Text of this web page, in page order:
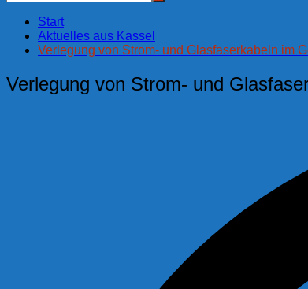
Start
Aktuelles aus Kassel
Verlegung von Strom- und Glasfaserkabeln im
Verlegung von Strom- und